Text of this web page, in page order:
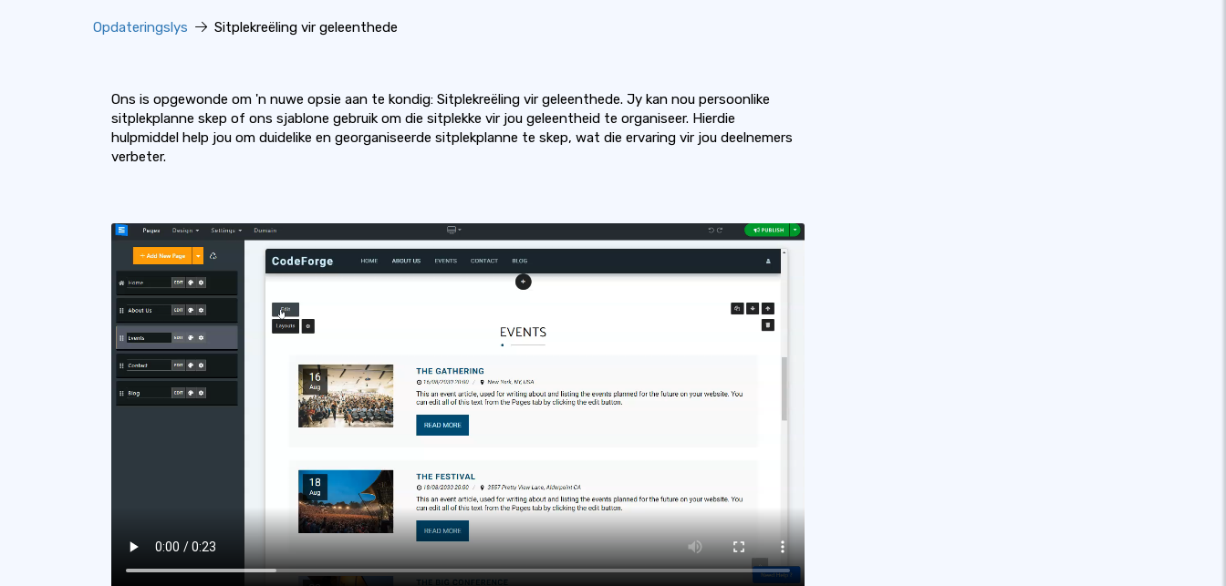
Opdateringslys Sitplekreëling vir geleenthede
Ons is opgewonde om 'n nuwe opsie aan te kondig: Sitplekreëling vir geleenthede. Jy kan nou persoonlike
sitplekplanne skep of ons sjablone gebruik om die sitplekke vir jou geleentheid te organiseer. Hierdie
hulpmiddel help jou om duidelike en georganiseerde sitplekplanne te skep, wat die ervaring vir jou deelnemers
verbeter.